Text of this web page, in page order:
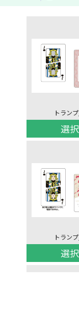
トラン
選択
トラン
選択